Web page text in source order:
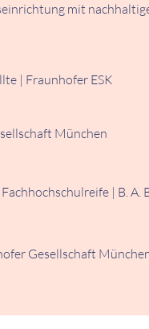
mit
| Fraunhofer ESK
München
| B. A.
Gesellschaft